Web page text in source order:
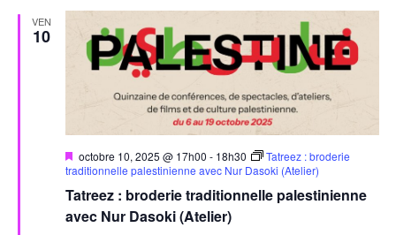
VEN
10
Tatreez : broderie traditionnelle palestinienne
avec Nur Dasoki (Atelier)
Mis
en
octobre 10, 2025 @ 17h00 - 18h30
Tatreez : broderie
traditionnelle palestinienne avec Nur Dasoki (Atelier)